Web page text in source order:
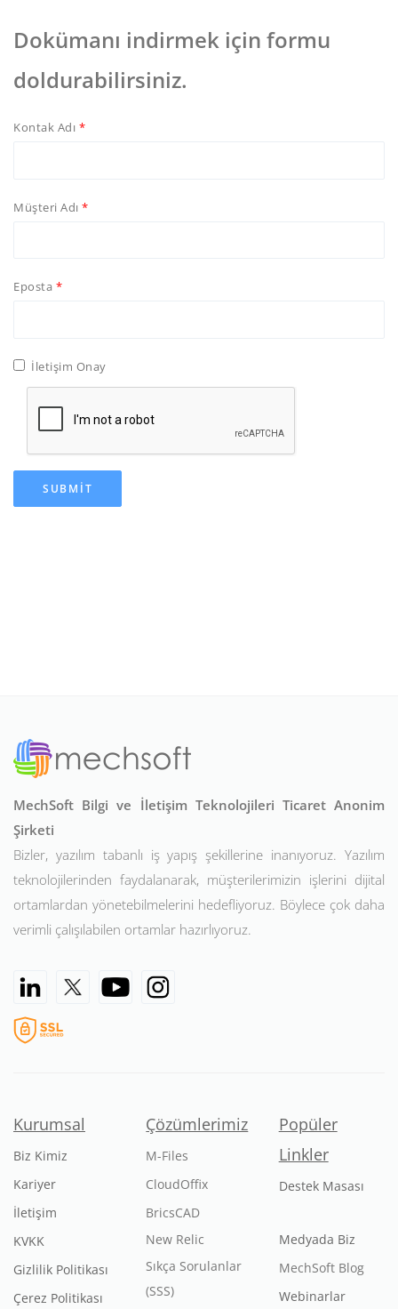
Dokümanı indirmek için formu
doldurabilirsiniz.
Kontak Adı
Müşteri Adı
Eposta
İletişim Onay
SUBMIT
MechSoft Bilgi ve İletişim Teknolojileri Ticaret Anonim
Şirketi
Bizler, yazılım tabanlı iş yapış şekillerine inanıyoruz. Yazılım
teknolojilerinden faydalanarak, müşterilerimizin işlerini dijital
ortamlardan yönetebilmelerini hedefliyoruz. Böylece çok daha
verimli çalışılabilen ortamlar hazırlıyoruz.
Kurumsal
Biz Kimiz
Kariyer
İletişim
KVKK
Gizlilik Politikası
Çerez Politikası
Çözümlerimiz
M-Files
CloudOffix
BricsCAD
New Relic
Sıkça Sorulanlar
(SSS)
Popüler
Linkler
Destek Masası
Medyada Biz
MechSoft Blog
Webinarlar